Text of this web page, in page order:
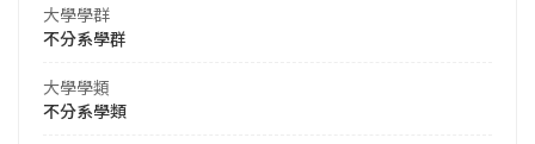
大學學群
不分系學群
大學學類
不分系學類